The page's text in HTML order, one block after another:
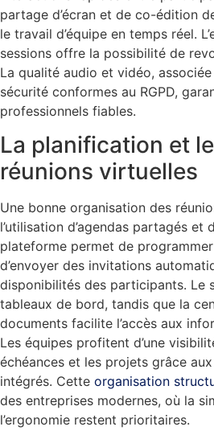
partage d’écran et de co-édition
le travail d’équipe en temps réel.
sessions offre la possibilité de
La qualité audio et vidéo,
sécurité conformes au RGPD,
professionnels fiables.
La planification et
réunions virtuelles
Une bonne organisation des
l’utilisation d’agendas partagés et
plateforme permet de
d’envoyer des invitations
disponibilités des participants. Le
tableaux de bord, tandis que la
documents facilite l’accès aux
Les équipes profitent d’une
échéances et les projets grâce
intégrés. Cette organisation
des entreprises modernes, où la
l’ergonomie restent prioritaires.